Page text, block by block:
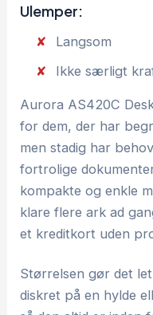
Ulemper:
Langsom
Ikke særligt
Aurora AS420C
for dem, der har
men stadig har
fortrolige
kompakte og enkle
klare flere ark ad
et kreditkort uden
Størrelsen gør det
diskret på en hylde